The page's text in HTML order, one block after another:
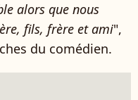
alors que nous
fils, frère et ami",
du comédien.